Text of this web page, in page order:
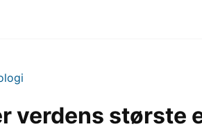
verdens største